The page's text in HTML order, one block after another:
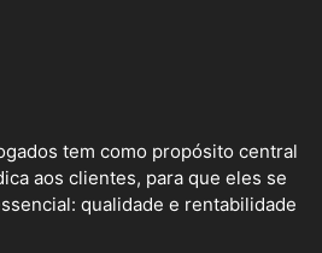
tem como propósito central
aos clientes, para que eles se
qualidade e rentabilidade